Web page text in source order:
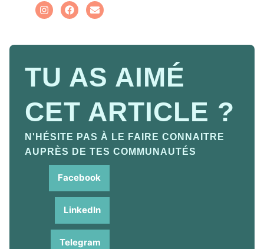
TU AS AIMÉ
CET ARTICLE ?
N'HÉSITE PAS À LE FAIRE CONNAITRE
AUPRÈS DE TES COMMUNAUTÉS
Facebook
LinkedIn
Telegram